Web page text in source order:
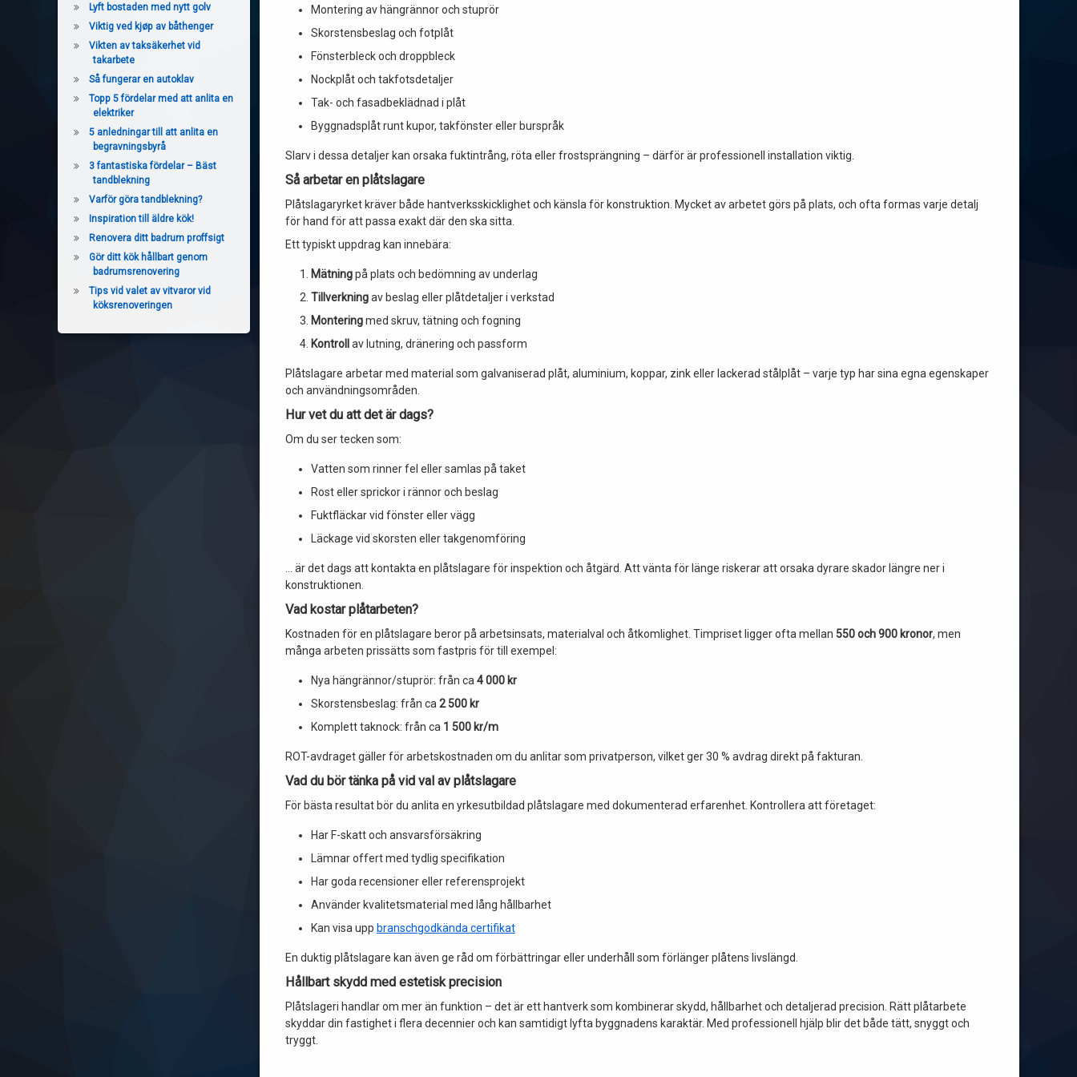
Montering av hängrännor och stuprör
Skorstensbeslag och fotplåt
Fönsterbleck och droppbleck
Nockplåt och takfotsdetaljer
Tak- och fasadbeklädnad i plåt
Byggnadsplåt runt kupor, takfönster eller burspråk
Slarv i dessa detaljer kan orsaka fuktintrång, röta eller frostsprängning – därför är professionell installation viktig.
Så arbetar en plåtslagare
Plåtslagaryrket kräver både hantverksskicklighet och känsla för konstruktion. Mycket av arbetet görs på plats, och ofta formas varje detalj
för hand för att passa exakt där den ska sitta.
Ett typiskt uppdrag kan innebära:
Mätningpå plats och bedömning av underlag
Tillverkningav beslag eller plåtdetaljer i verkstad
Monteringmed skruv, tätning och fogning
Kontroll av lutning, dränering och passform
Plåtslagare arbetar med material som galvaniserad plåt, aluminium, koppar, zink eller lackerad stålplåt – varje typ har sina egna egenskaper
och användningsområden.
Hur vet du att det är dags?
Om du ser tecken som:
Vatten som rinner fel eller samlas på taket
Rost eller sprickor i rännor och beslag
Fuktfläckar vid fönster eller vägg
Läckage vid skorsten eller takgenomföring
… är det dags att kontakta en plåtslagare för inspektion och åtgärd. Att vänta för länge riskerar att orsaka dyrare skador längre ner i
konstruktionen.
Vad kostar plåtarbeten?
Kostnaden för en plåtslagare beror på arbetsinsats, materialval och åtkomlighet. Timpriset ligger ofta mellan 550 och 900 kronor, men
många arbeten prissätts som fastpris för till exempel:
Nya hängrännor/stuprör: från ca 4 000 kr
Skorstensbeslag: från ca 2 500 kr
Komplett taknock: från ca 1 500 kr/m
ROT-avdraget gäller för arbetskostnaden om du anlitar som privatperson, vilket ger 30 % avdrag direkt på fakturan.
Vad du bör tänka på vid val av plåtslagare
För bästa resultat bör du anlita en yrkesutbildad plåtslagare med dokumenterad erfarenhet. Kontrollera att företaget:
Har F-skatt och ansvarsförsäkring
Lämnar offert med tydlig specifikation
Har goda recensioner eller referensprojekt
Använder kvalitetsmaterial med lång hållbarhet
Kan visa upp branschgodkända certifikat
En duktig plåtslagare kan även ge råd om förbättringar eller underhåll som förlänger plåtens livslängd.
Hållbart skydd med estetisk precision
Plåtslageri handlar om mer än funktion – det är ett hantverk som kombinerar skydd, hållbarhet och detaljerad precision. Rätt plåtarbete
skyddar din fastighet i flera decennier och kan samtidigt lyfta byggnadens karaktär. Med professionell hjälp blir det både tätt, snyggt och
tryggt.
Lyft bostaden med nytt golv
Viktig ved kjøp av båthenger
Vikten av taksäkerhet vid
takarbete
Så fungerar en autoklav
Topp 5 fördelar med att anlita en
elektriker
5 anledningar till att anlita en
begravningsbyrå
3 fantastiska fördelar – Bäst
tandblekning
Varför göra tandblekning?
Inspiration till äldre kök!
Renovera ditt badrum proffsigt
Gör ditt kök hållbart genom
badrumsrenovering
Tips vid valet av vitvaror vid
köksrenoveringen